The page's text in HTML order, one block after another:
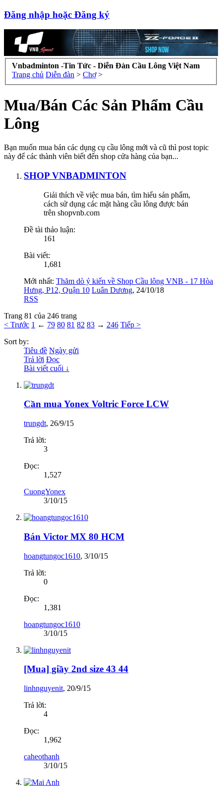
Đăng nhập hoặc Đăng ký
Vnbadminton -Tin Tức - Diễn Đàn Cầu Lông Việt Nam
Trang chủ Diễn đàn > Chợ >
Mua/Bán Các Sản Phẩm Cầu
Lông
Bạn muốn mua bán các dụng cụ cầu lông mới và cũ thì post topic
này để các thành viên biết đến shop cửa hàng của bạn...
SHOP VNBADMINTON
Giải thích về việc mua bán, tìm hiểu sản phẩm,
cách sử dụng các mặt hàng cầu lông được bán
trên shopvnb.com
Đề tài thảo luận:
161
Bài viết:
1,681
Mới nhất: Thăm dò ý kiến về Shop Cầu lông VNB - 17 Hòa
Hưng, P12, Quận 10 Luân Dương, 24/10/18
RSS
Trang 81 của 246 trang
< Trước 1 ← 79 80 81 82 83 → 246 Tiếp >
Sort by:
Tiêu đề Ngày gửi
Trả lời Đọc
Bài viết cuối ↓
Cần mua Yonex Voltric Force LCW
trungdt, 26/9/15
Trả lời:
3
Đọc:
1,527
CuongYonex
3/10/15
Bán Victor MX 80 HCM
hoangtungoc1610, 3/10/15
Trả lời:
0
Đọc:
1,381
hoangtungoc1610
3/10/15
[Mua] giầy 2nd size 43 44
linhnguyenit, 20/9/15
Trả lời:
4
Đọc:
1,962
caheothanh
3/10/15